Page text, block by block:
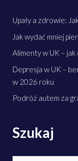
Upały a zdrowie:
Jak wydać mniej
Alimenty w UK – jak
Depresja w UK –
w 2026 roku
Podróż autem za
Szukaj